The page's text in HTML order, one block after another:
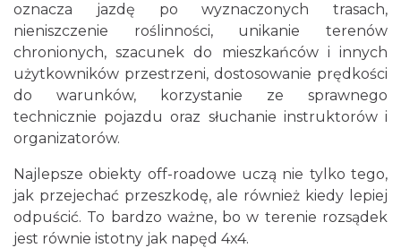
oznacza jazdę po wyznaczonych trasach,
nieniszczenie roślinności, unikanie terenów
chronionych, szacunek do mieszkańców i innych
użytkowników przestrzeni, dostosowanie prędkości
do warunków, korzystanie ze sprawnego
technicznie pojazdu oraz słuchanie instruktorów i
organizatorów.
Najlepsze obiekty off-roadowe uczą nie tylko tego,
jak przejechać przeszkodę, ale również kiedy lepiej
odpuścić. To bardzo ważne, bo w terenie rozsądek
jest równie istotny jak napęd 4x4.